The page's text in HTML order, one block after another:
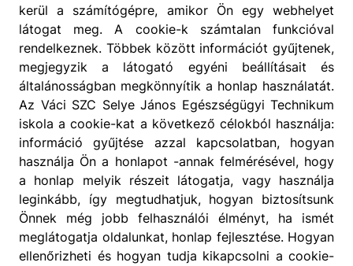
kerül a számítógépre, amikor Ön egy webhelyet
látogat meg. A cookie-k számtalan funkcióval
rendelkeznek. Többek között információt gyűjtenek,
megjegyzik a látogató egyéni beállításait és
általánosságban megkönnyítik a honlap használatát.
Az Váci SZC Selye János Egészségügyi Technikum
iskola a cookie-kat a következő célokból használja:
információ gyűjtése azzal kapcsolatban, hogyan
használja Ön a honlapot -annak felmérésével, hogy
a honlap melyik részeit látogatja, vagy használja
leginkább, így megtudhatjuk, hogyan biztosítsunk
Önnek még jobb felhasználói élményt, ha ismét
meglátogatja oldalunkat, honlap fejlesztése. Hogyan
ellenőrizheti és hogyan tudja kikapcsolni a cookie-